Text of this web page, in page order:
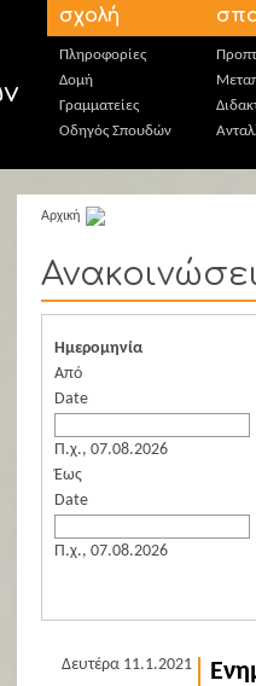
σχολή
Πληροφορίες
Δομή
Γραμματείες
Οδηγός Σπουδών
Αρχική
Ημερομηνία
Από
Date
Π.χ., 07.08.2026
Έως
Date
Π.χ., 07.08.2026
Δευτέρα 11.1.2021